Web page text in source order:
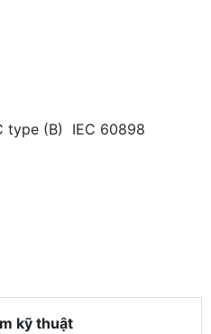
type (B) IEC 60898
kỹ thuật